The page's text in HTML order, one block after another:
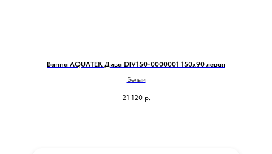
Ванна AQUATEK Дива DIV150-0000001 150х90 левая
Белый
21 120 р.